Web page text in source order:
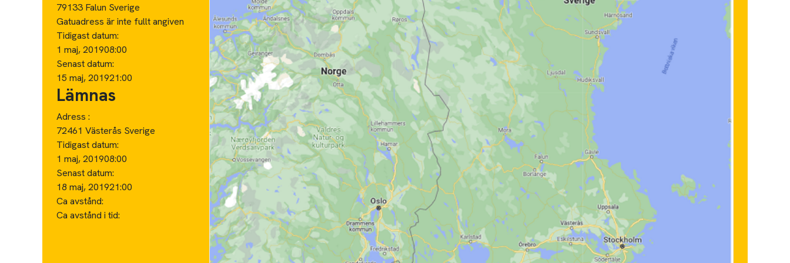
79133 Falun Sverige
Gatuadress är inte fullt angiven
Tidigast datum:
1 maj, 201908:00
Senast datum:
15 maj, 201921:00
Lämnas
Adress :
72461 Västerås Sverige
Tidigast datum:
1 maj, 201908:00
Senast datum:
18 maj, 201921:00
Ca avstånd:
Ca avstånd i tid: